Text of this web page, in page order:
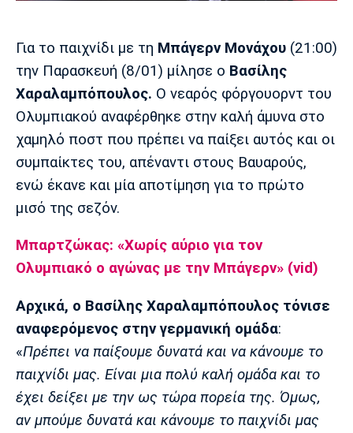
Πολιτισμός
Τραγούδια
Cine Spot
Running
Media
Παρασκήνιο
Πρόγραμμα TV
Ιωνικός Κηφισιά Πανσερραϊκός
Μαδρίτης
Μαδρίτης
Μάντσεστερ
Γιουνάιτεντ
Τσέλσι Άρσεναλ
Λίβερπουλ
Μάντσεστερ
Σίτι
Γιουβέντους
Για το παιχνίδι με τη Μπάγερν Μονάχου (21:00)
την Παρασκευή (8/01) μίλησε ο Βασίλης
Χαραλαμπόπουλος. Ο νεαρός φόργουορντ του
Ολυμπιακού αναφέρθηκε στην καλή άμυνα στο
χαμηλό ποστ που πρέπει να παίξει αυτός και οι
συμπαίκτες του, απέναντι στους Βαυαρούς,
ενώ έκανε και μία αποτίμηση για το πρώτο
μισό της σεζόν.
Μπαρτζώκας: «Χωρίς αύριο για τον
Ολυμπιακό ο αγώνας με την Μπάγερν» (vid)
Αρχικά, ο Βασίλης Χαραλαμπόπουλος τόνισε
αναφερόμενος στην γερμανική ομάδα:
«Πρέπει να παίξουμε δυνατά και να κάνουμε το
παιχνίδι μας. Είναι μια πολύ καλή ομάδα και το
έχει δείξει με την ως τώρα πορεία της. Όμως,
αν μπούμε δυνατά και κάνουμε το παιχνίδι μας